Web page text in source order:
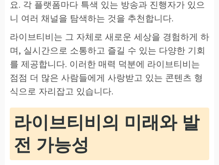
요. 각 플랫폼마다 특색 있는 방송과 진행자가 있으
니 여러 채널을 탐색하는 것을 추천합니다.
라이브티비는 그 자체로 새로운 세상을 경험하게 하
며, 실시간으로 소통하고 즐길 수 있는 다양한 기회
를 제공합니다. 이러한 매력 덕분에 라이브티비는
점점 더 많은 사람들에게 사랑받고 있는 콘텐츠 형
식으로 자리잡고 있습니다.
라이브티비의 미래와 발
전 가능성